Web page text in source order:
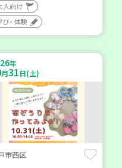
人向け
び・体験
年
月31日(土)
市西区